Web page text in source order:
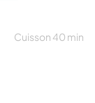
Cuisson 40 min